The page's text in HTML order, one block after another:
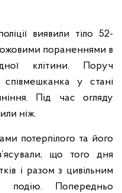
виявили тіло 52-
пораненнями в
клітини. Поруч
у стані
Під час огляду
ніж.
потерпілого та його
що того дня
і разом з цивільним
подію. Попередньо